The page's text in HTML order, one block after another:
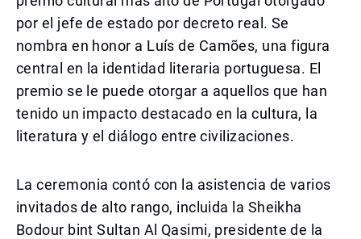
por el jefe de estado por decreto real. Se
nombra en honor a Luís de Camões, una figura
central en la identidad literaria portuguesa. El
premio se le puede otorgar a aquellos que han
tenido un impacto destacado en la cultura, la
literatura y el diálogo entre civilizaciones.
La ceremonia contó con la asistencia de varios
invitados de alto rango, incluida la Sheikha
Bodour bint Sultan Al Qasimi, presidente de la